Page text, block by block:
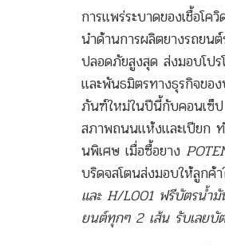
การแพร่ระบาดของเชื้อโ
นําด้านการผลิตยางรถยน
ปลอดภัยสูงสุด ส่งมอบโป
และพันธมิตรทางธุรกิจข
ภันฑ์ใหม่ในปีนี้กับคอนเซ็ป
สภาพถนนแห้งและเปียก ท
นพิเศษ เมื่อซื้อยาง
บริดจสโตนส่งมอบให้ลูกค้
และ H/L001 ฟรีบัตรน้ำ
ยนต์ทุกๆ 2 เส้น รับเลย